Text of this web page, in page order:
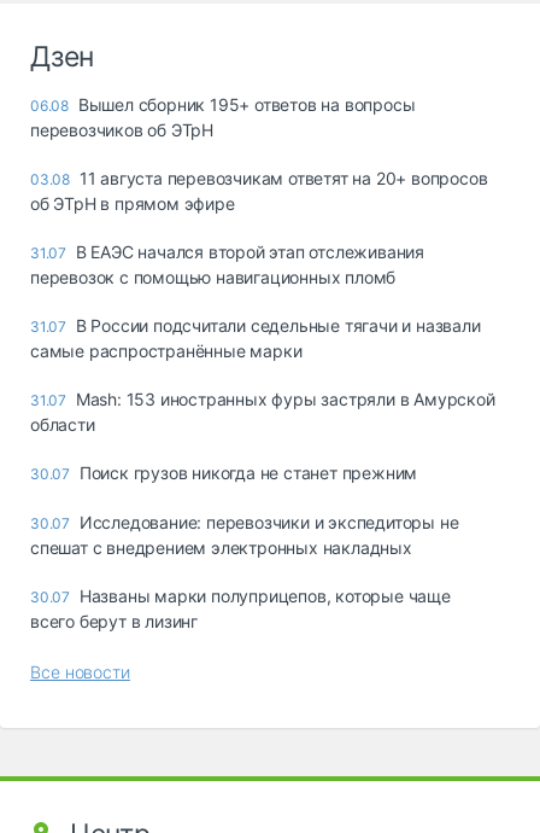
Дзен
06.08 Вышел сборник 195+ ответов на вопросы
перевозчиков об ЭТрН
03.08 11 августа перевозчикам ответят на 20+ вопросов
об ЭТрН в прямом эфире
31.07
В ЕАЭС начался второй этап отслеживания
перевозок с помощью навигационных пломб
31.07
В России подсчитали седельные тягачи и назвали
самые распространённые марки
31.07
Mash: 153 иностранных фуры застряли в Амурской
области
30.07 Поиск грузов никогда не станет прежним
30.07
Исследование: перевозчики и экспедиторы не
спешат с внедрением электронных накладных
30.07
Названы марки полуприцепов, которые чаще
всего берут в лизинг
Все новости